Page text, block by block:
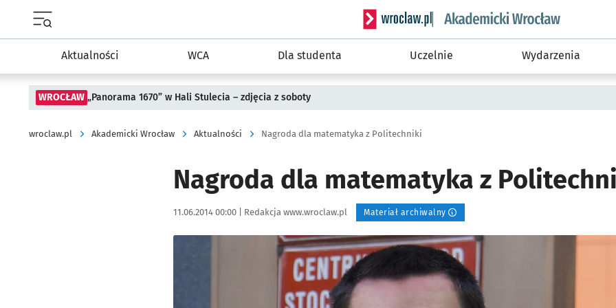
Menu główne portalu wroclaw.pl
Serwis informacyjny wroclaw.pl podserwis:
Aktualności WCA Dla studenta Uczelnie Wydarzenia
WROCŁAW „Panorama 1670” w Hali Stulecia – zdjęcia z soboty
wroclaw.pl Akademicki Wrocław Aktualności Nagroda dla matematyka z Politechniki
Nagroda dla matematyka z
Data publikacji:
11.06.2014 00:00 | Autor:
Redakcja www.wroclaw.pl Materiał archiwalny
Kliknij, aby powiększyć